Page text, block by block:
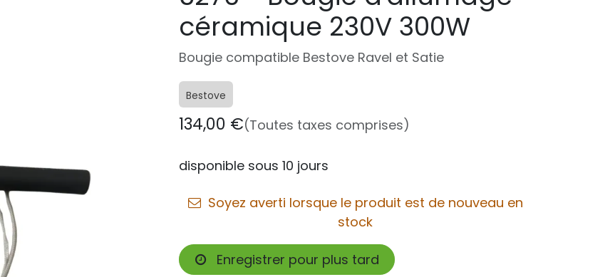
céramique 230V 300W
Bougie compatible Bestove Ravel et Satie
Bestove
134,00 €(Toutes taxes comprises)
disponible sous 10 jours
Soyez averti lorsque le produit est de nouveau en
stock
Enregistrer pour plus tard